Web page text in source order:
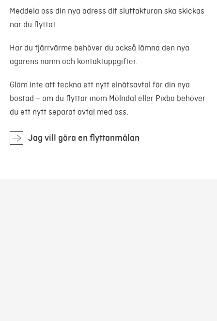
Meddela oss din nya adress dit slutfakturan ska skickas
när du flyttat.
Har du fjärrvärme behöver du också lämna den nya
ägarens namn och kontaktuppgifter.
Glöm inte att teckna ett nytt elnätsavtal för din nya
bostad – om du flyttar inom Mölndal eller Pixbo behöver
du ett nytt separat avtal med oss.
Jag vill göra en flyttanmälan